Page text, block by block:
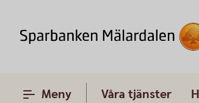
Meny Våra tjänster